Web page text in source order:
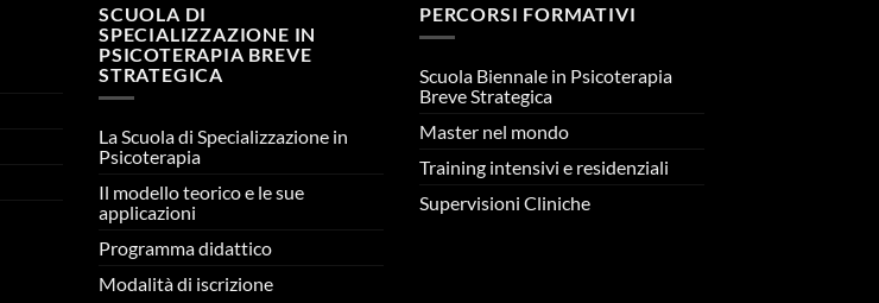
SCUOLA DI
SPECIALIZZAZIONE IN
PSICOTERAPIA BREVE
STRATEGICA
La Scuola di Specializzazione in
Psicoterapia
Il modello teorico e le sue
applicazioni
Programma didattico
Modalità di iscrizione
PERCORSI FORMATIVI
Scuola Biennale in Psicoterapia
Breve Strategica
Master nel mondo
Training intensivi e residenziali
Supervisioni Cliniche